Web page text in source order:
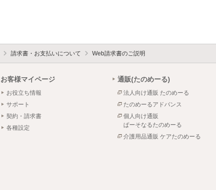
請求書・お支払いについて Web請求書のご説明
お客様マイページ
お役立ち情報
サポート
契約・請求書
各種設定
通販(たのめーる)
法人向け通販 たのめーる
たのめーるアドバンス
個人向け通販
ぱーそなるたのめーる
介護用品通販 ケアたのめーる